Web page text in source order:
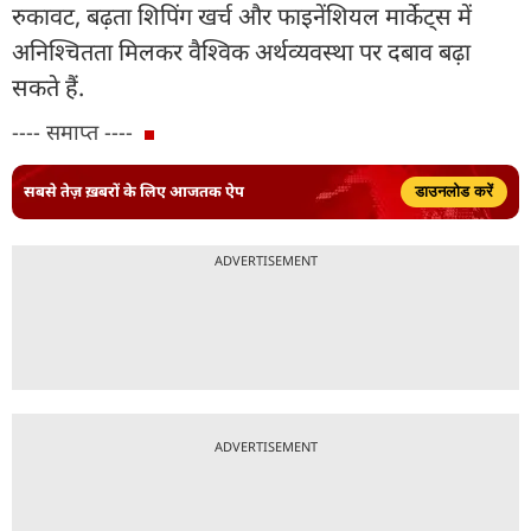
रुकावट, बढ़ता शिपिंग खर्च और फाइनेंशियल मार्केट्स में
अनिश्चितता मिलकर वैश्विक अर्थव्यवस्था पर दबाव बढ़ा
सकते हैं.
---- समाप्त ----
सबसे तेज़ ख़बरों के लिए आजतक ऐप डाउनलोड करें
ADVERTISEMENT
ADVERTISEMENT